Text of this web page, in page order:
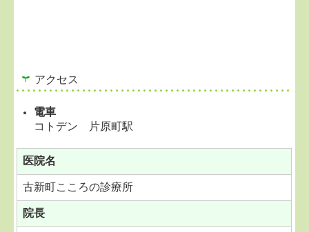
アクセス
電車
コトデン 片原町駅
医院名
古新町こころの診療所
院長